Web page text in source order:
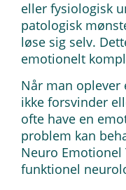
eller fysiologisk
patologisk
løse sig selv.
emotionelt
Når man oplever
ikke forsvinder
ofte have en
problem kan
Neuro Emotionel
funktionel